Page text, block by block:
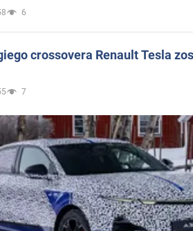
6
crossovera Renault Tesla
7